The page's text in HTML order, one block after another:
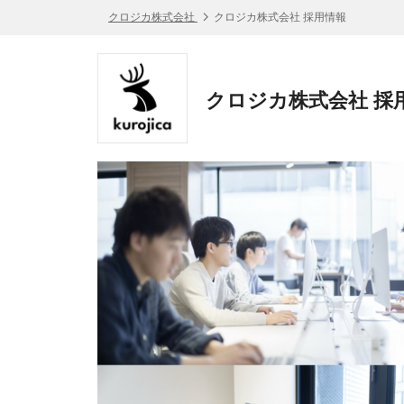
クロジカ株式会社 クロジカ株式会社 採用情報
クロジカ株式会社 採